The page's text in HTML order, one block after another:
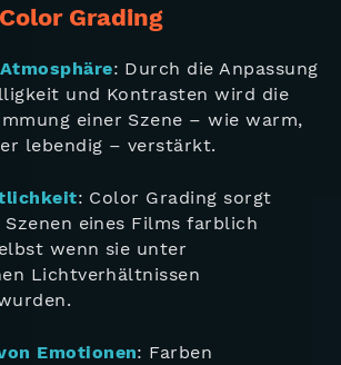
Grading
: Durch die Anpassung
und Kontrasten wird die
einer Szene – wie warm,
lebendig – verstärkt.
: Color Grading sorgt
eines Films farblich
wenn sie unter
Lichtverhältnissen
Emotionen: Farben